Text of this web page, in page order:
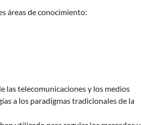
áreas de conocimiento:
las telecomunicaciones y los medios
a los paradigmas tradicionales de la